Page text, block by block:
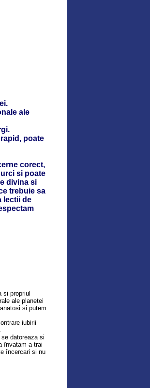
ale
poate
corect,
si poate
divina si
trebuie sa
lectii de
si propriul
ale planetei
si putem
iubirii
datoreaza si
învatam a trai
încercari si nu